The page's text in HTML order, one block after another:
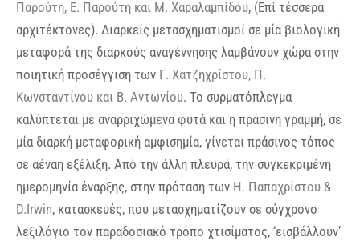
Παρούτη, Ε. Παρούτη και Μ. Χαραλαμπίδου, (Επί τέσσερα
αρχιτέκτονες). Διαρκείς μετασχηματισμοί σε μία βιολογική
μεταφορά της διαρκούς αναγέννησης λαμβάνουν χώρα στην
ποιητική προσέγγιση των Γ. Χατζηχρίστου, Π.
Κωνσταντίνου και Β. Αντωνίου. Το συρματόπλεγμα
καλύπτεται με αναρριχώμενα φυτά και η πράσινη γραμμή, σε
μία διαρκή μεταφορική αμφισημία, γίνεται πράσινος τόπος
σε αέναη εξέλιξη. Από την άλλη πλευρά, την συγκεκριμένη
ημερομηνία έναρξης, στην πρόταση των Η. Παπαχρίστου &
D.Irwin, κατασκευές, που μετασχηματίζουν σε σύγχρονο
λεξιλόγιο τον παραδοσιακό τρόπο χτισίματος, ‘εισβάλλουν’